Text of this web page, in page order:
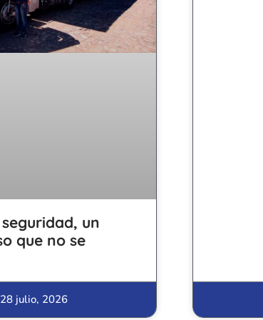
un
que no se
28 julio, 2026